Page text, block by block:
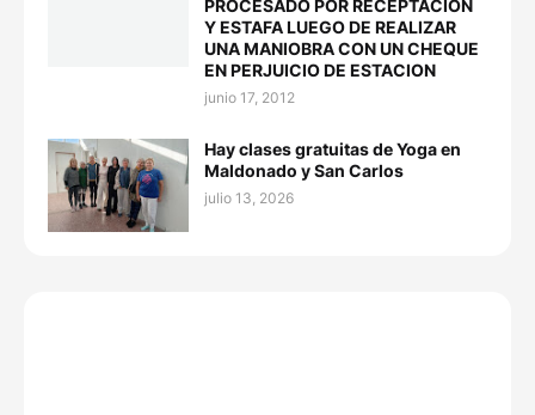
PROCESADO POR RECEPTACION
Y ESTAFA LUEGO DE REALIZAR
UNA MANIOBRA CON UN CHEQUE
EN PERJUICIO DE ESTACION
junio 17, 2012
Hay clases gratuitas de Yoga en
Maldonado y San Carlos
julio 13, 2026